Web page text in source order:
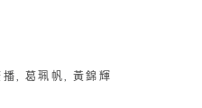
,葛珮帆 ,黃錦輝